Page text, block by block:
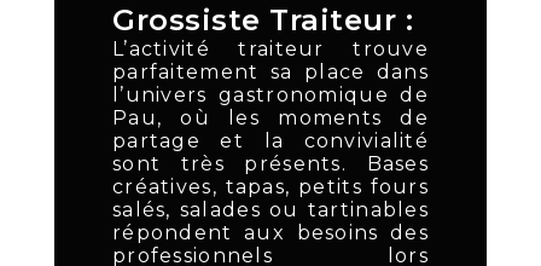
Grossiste Traiteur :
L’activité traiteur trouve
parfaitement sa place dans
l’univers gastronomique de
Pau, où les moments de
partage et la convivialité
sont très présents. Bases
créatives, tapas, petits fours
salés, salades ou tartinables
répondent aux besoins des
professionnels lors